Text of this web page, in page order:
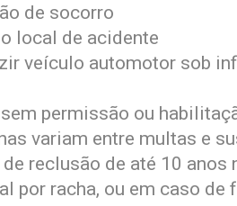
de socorro
local de acidente
veículo automotor sob
permissão ou
variam entre multas e
de reclusão de até 10
por racha, ou em caso